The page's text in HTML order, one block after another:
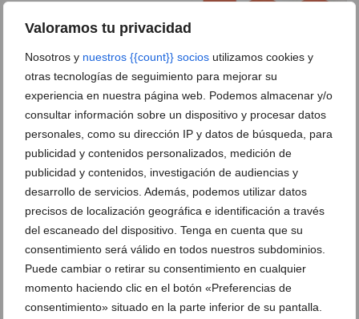
Valoramos tu privacidad
Nosotros y nuestros {{count}} socios utilizamos cookies y
otras tecnologías de seguimiento para mejorar su
experiencia en nuestra página web. Podemos almacenar y/o
consultar información sobre un dispositivo y procesar datos
personales, como su dirección IP y datos de búsqueda, para
publicidad y contenidos personalizados, medición de
publicidad y contenidos, investigación de audiencias y
desarrollo de servicios. Además, podemos utilizar datos
precisos de localización geográfica e identificación a través
del escaneado del dispositivo. Tenga en cuenta que su
consentimiento será válido en todos nuestros subdominios.
Puede cambiar o retirar su consentimiento en cualquier
momento haciendo clic en el botón «Preferencias de
consentimiento» situado en la parte inferior de su pantalla.
Cartel de Fogueres Xàbia 2024